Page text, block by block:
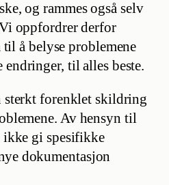
og rammes også selv
oppfordrer derfor
å belyse problemene
til alles beste.
sterkt forenklet skildring
Av hensyn til
gi spesifikke
dokumentasjon